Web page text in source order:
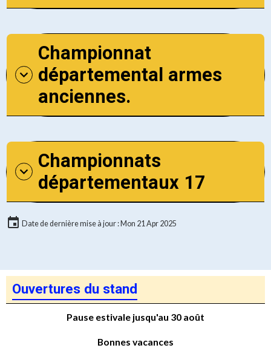
Championnat
départemental armes
anciennes.
Championnats
départementaux 17
Date de dernière mise à jour : Mon 21 Apr 2025
Ouvertures du stand
Pause estivale jusqu'au 30 août
Bonnes vacances